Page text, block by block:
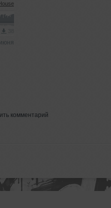
комментарий